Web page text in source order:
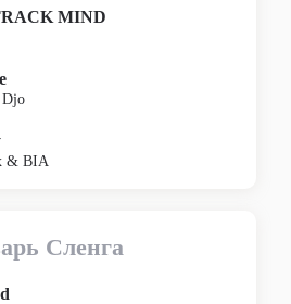
MIND
Djo
& BIA
Сленга